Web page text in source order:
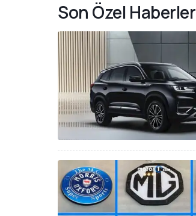
Son Özel Haberler